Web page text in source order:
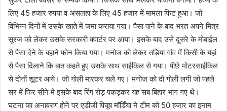
लिए 45 हजार रुपया व असलहा के लिए 45 हजार में मामला फिट हुआ। जो
विभिन्न दिनों में उसके खाते में जमा कराया गया। पैसा पाने के बाद भरत अपने मित्र
सूरज को लेकर उसके सरकारी क्वार्टर पर आया। इसके बाद उसे दूसरे के मोबाईल
से पैसा देने के बहाने फोन किया गया। मनोज को लेकर तड़िया गांव में किसी के यहां
से पैसा दिलाने कि बात कहते हुए उसके साथ साईकिल से गया। पीछे मोटरसाईकिल
से दोनों शूटर आये। जो गोली मारकर चले गए। मनोज को दो गोली लगी जो पहले
सर में फिर सीने मे इसके बाद रिंग रोड़ पकड़कर यह सब बिहार भाग गए थे।
घटना का अनावरण होने पर एडीजी पियूष मॉर्डिंया ने टीम को 50 हजार का इनाम